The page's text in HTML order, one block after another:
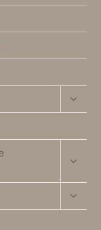
child
child
child